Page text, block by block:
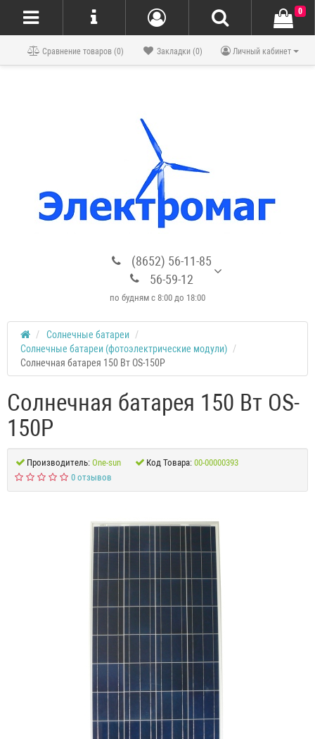
Блог
Личный кабинет
Закладки (0)
Сравнение товаров (0)
(8652) 56-11-85
56-59-12
по будням с 8:00 до 18:00
0
Солнечные батареи
Солнечные батареи (фотоэлектрические модули)
Солнечная батарея 150 Вт OS-150P
Солнечная батарея 150 Вт OS-
150P
Производитель: One-sun Код Товара: 00-00000393
0 отзывов